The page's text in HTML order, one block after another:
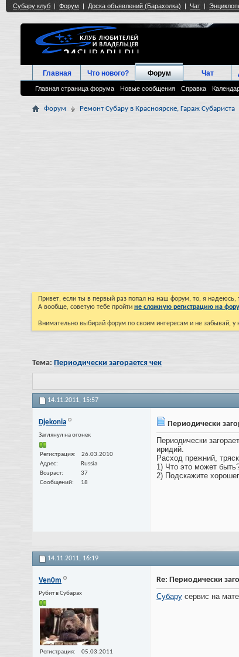
Главная Что нового? Форум
Главная страница форума Новые сообщения Справка
Чат
Форум Ремонт Субару в Красноярске, Гараж Субариста
Привет, если ты в первый раз попал на наш форум, то, я
А вообще, советую тебе пройти не сложную регистрацию на
Внимательно выбирай форум по своим интересам и не забывай,
Тема: Периодически загорается чек
14.11.2011, 15:57
Djekonia
Заглянул на огонек
Регистрация
26.03.2010
Адрес
Russia
Возраст
37
Сообщений
18
Периодически
Периодически
иридий.
Расход прежний,
1) Что это может
2) Подскажите
14.11.2011, 16:19
Ven0m
Рубит в Субарах
Регистрация
05.03.2011
Re: Периодически
Субару сервис на